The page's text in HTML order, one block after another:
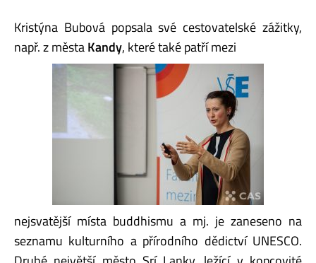
Kristýna Bubová popsala své cestovatelské zážitky,
např. z městaKandy, které také patří mezi
nejsvatější místa buddhismu a mj. je zaneseno na
seznamu kulturního a přírodního dědictví UNESCO.